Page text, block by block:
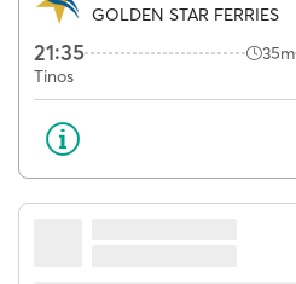
GOLDEN STAR FERRIES
21:35 35m
Tinos